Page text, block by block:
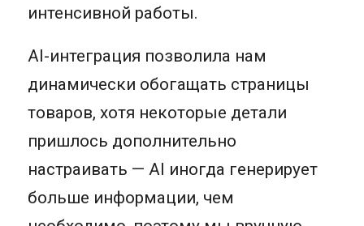
интенсивной работы.
AI-интеграция позволила нам
динамически обогащать страницы
товаров, хотя некоторые детали
пришлось дополнительно
настраивать — AI иногда генерирует
больше информации, чем